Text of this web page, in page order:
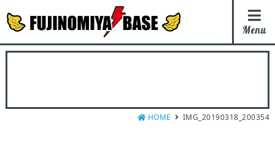
Menu
HOME IMG_20190318_200354